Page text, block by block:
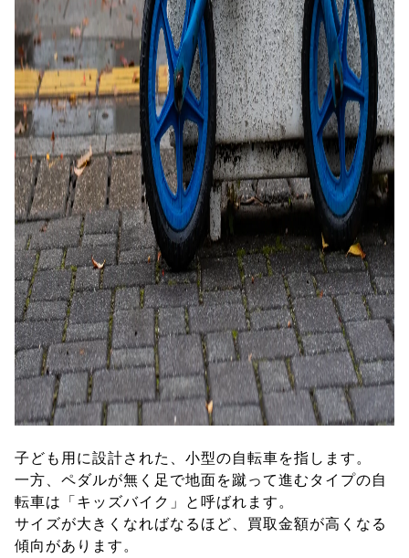
子ども用に設計された、小型の自転車を指します。
一方、ペダルが無く足で地面を蹴って進むタイプの自
転車は「キッズバイク」と呼ばれます。
サイズが大きくなればなるほど、買取金額が高くなる
傾向があります。